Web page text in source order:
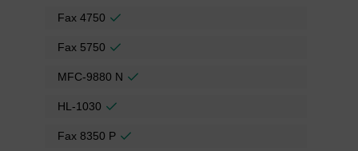
Fax 4750
Fax 5750
MFC-9880 N
HL-1030
Fax 8350 P